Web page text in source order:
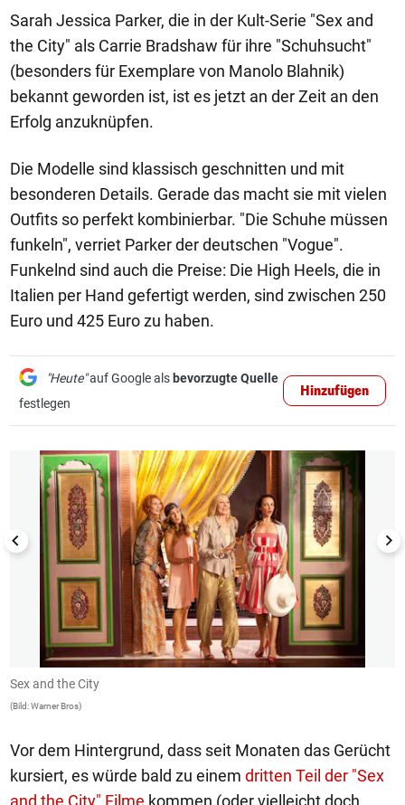
Sarah Jessica Parker, die in der Kult-Serie "Sex and
the City" als Carrie Bradshaw für ihre "Schuhsucht"
(besonders für Exemplare von Manolo Blahnik)
bekannt geworden ist, ist es jetzt an der Zeit an den
Erfolg anzuknüpfen.
Die Modelle sind klassisch geschnitten und mit
besonderen Details. Gerade das macht sie mit vielen
Outfits so perfekt kombinierbar. "Die Schuhe müssen
funkeln", verriet Parker der deutschen "Vogue".
Funkelnd sind auch die Preise: Die High Heels, die in
Italien per Hand gefertigt werden, sind zwischen 250
Euro und 425 Euro zu haben.
"Heute"auf Google als bevorzugte Quelle
festlegen
Hinzufügen
1/11
Sex and the City
(Bild: Warner Bros)
Vor dem Hintergrund, dass seit Monaten das Gerücht
kursiert, es würde bald zu einem dritten Teil der "Sex
and the City" Filme kommen (oder vielleicht doch